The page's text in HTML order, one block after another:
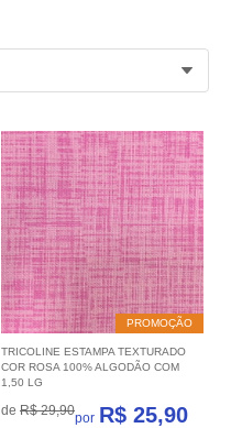
PROMOÇÃO
TRICOLINE ESTAMPA TEXTURADO
COR ROSA 100% ALGODÃO COM
1,50 LG
de R$ 29,90por R$ 25,90